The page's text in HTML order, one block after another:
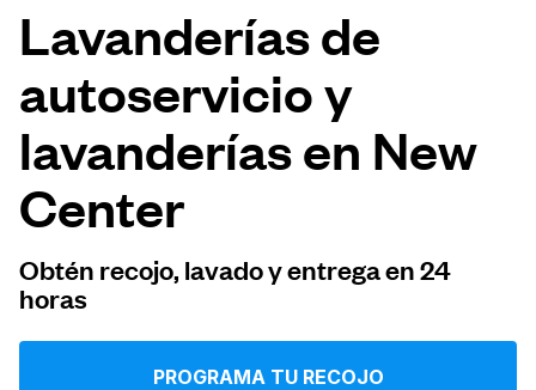
Precios y servicios
Quiénes somos
Iniciar sesión
Lavanderías de
autoservicio y
lavanderías en New
Center
Obtén recojo, lavado y entrega en 24
horas
PROGRAMA TU RECOJO